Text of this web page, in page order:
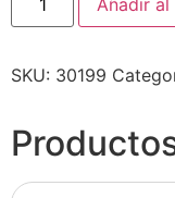
SKU: 30199